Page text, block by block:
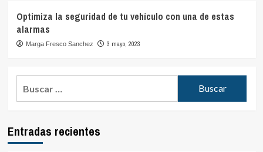
Optimiza la seguridad de tu vehículo con una de estas
alarmas
Marga Fresco Sanchez 3 mayo, 2023
Entradas recientes